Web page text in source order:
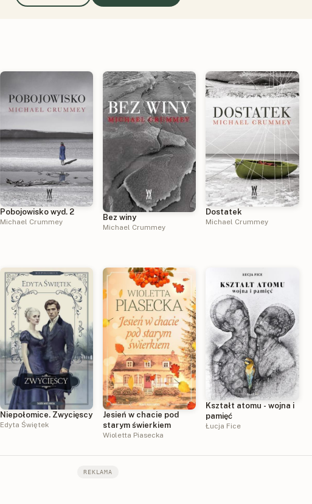
Pobojowisko wyd. 2
Michael Crummey
Bez winy
Michael Crummey
Dostatek
Michael Crummey
Niepołomice. Zwycięscy
Edyta Świętek
Jesień w chacie pod
starym świerkiem
Wioletta Piasecka
Kształt atomu - wojna i
pamięć
Łucja Fice
REKLAMA